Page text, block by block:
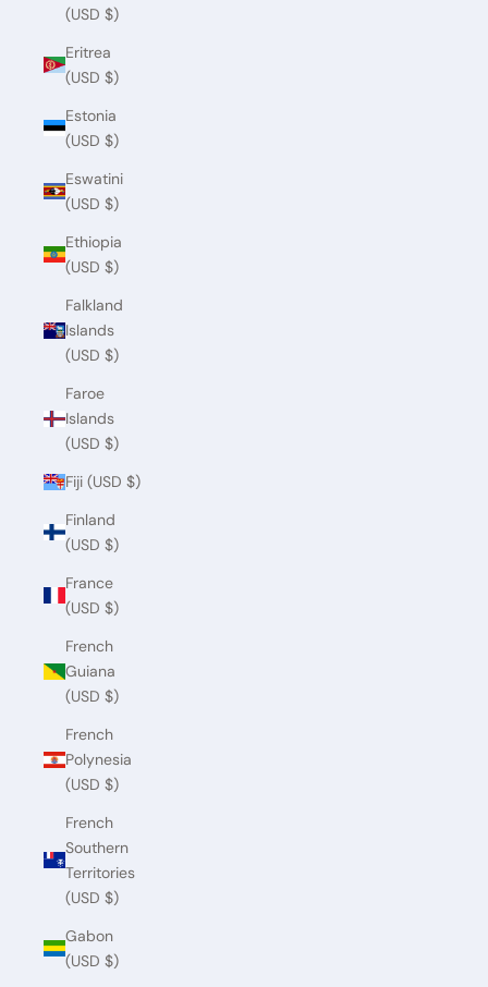
(USD $)
Eritrea
(USD $)
Estonia
(USD $)
Eswatini
(USD $)
Ethiopia
(USD $)
Falkland
Islands
(USD $)
Faroe
Islands
(USD $)
Fiji (USD $)
Finland
(USD $)
France
(USD $)
French
Guiana
(USD $)
French
Polynesia
(USD $)
French
Southern
Territories
(USD $)
Gabon
(USD $)